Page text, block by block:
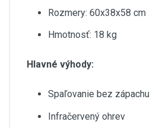
Rozmery: 60x38x58 cm
Hmotnosť: 18 kg
Hlavné výhody:
Spaľovanie bez zápachu
Infračervený ohrev